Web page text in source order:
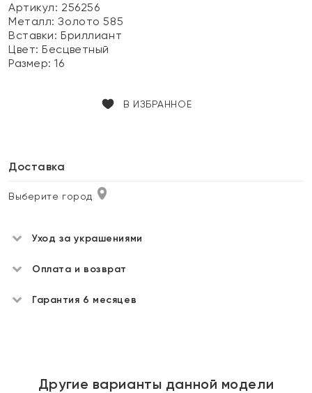
Артикул: 256256
Металл:Золото 585
Вставки:Бриллиант
Цвет:Бесцветный
Размер:16
В ИЗБРАННОЕ
Доставка
Выберите город
Уход за украшениями
Оплата и возврат
Гарантия 6 месяцев
Другие варианты данной модели